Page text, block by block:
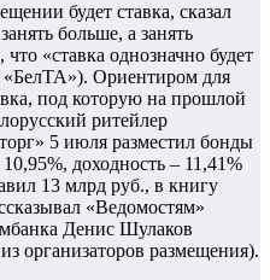
будет ставка, сказал
больше, а занять
«ставка однозначно будет
Ориентиром для
под которую на прошлой
ритейлер
5 июля разместил бонды
доходность – 11,41%
13 млрд руб., в книгу
«Ведомостям»
Денис Шулаков
организаторов размещения).